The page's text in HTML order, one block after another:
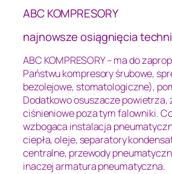
ABC KOMPRESORY
najnowsze osiągnięcia
ABC KOMPRESORY – ma do
Państwu kompresory śrubowe,
bezolejowe, stomatologiczne),
Dodatkowo osuszacze powietrza,
ciśnieniowe poza tym falowniki.
wzbogaca instalacja
ciepła, oleje, separatory
centralne, przewody
inaczej armatura pneumatyczna.